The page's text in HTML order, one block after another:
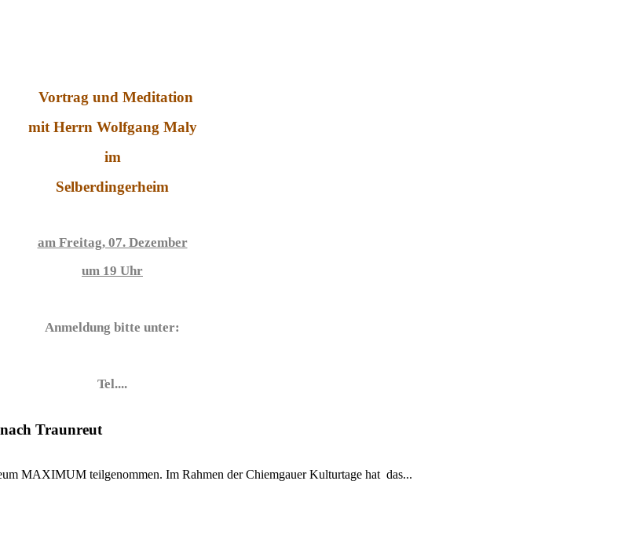
Vortrag und Meditation
mit Herrn Wolfgang Maly
im
Selberdingerheim
am Freitag, 07. Dezember
um 19 Uhr
Anmeldung bitte unter:
Tel....
Traunreut
MAXIMUM teilgenommen. Im Rahmen der Chiemgauer Kulturtage hat das...